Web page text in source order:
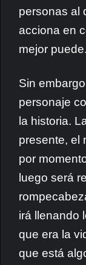
personas al
acciona en
mejor
Sin
personaje
la historia.
presente, el
por
luego será
irá llenando
que era la
que está